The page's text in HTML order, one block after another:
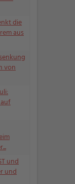
die
aus
von
und
und